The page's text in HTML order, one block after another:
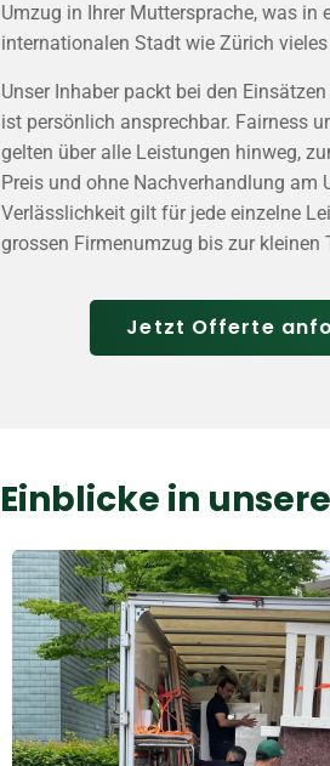
Umzug in Ihrer Muttersprache, was in
internationalen Stadt wie Zürich
Unser Inhaber packt bei den
ist persönlich ansprechbar. Fairness
gelten über alle Leistungen hinweg,
Preis und ohne Nachverhandlung am
Verlässlichkeit gilt für jede einzelne
grossen Firmenumzug bis zur kleinen
Jetzt Offerte
Einblicke in